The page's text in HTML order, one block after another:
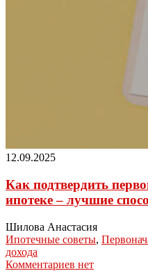
12.09.2025
Как подтвердить
ипотеке – лучшие
Шилова Анастасия
Ипотечные советы,
дохода
Комментариев нет